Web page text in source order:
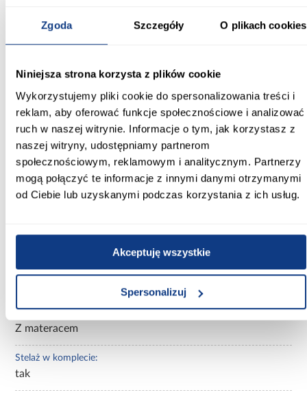
Zgoda Szczegóły O plikach cookies
Niniejsza strona korzysta z plików cookie
Wykorzystujemy pliki cookie do spersonalizowania treści i
reklam, aby oferować funkcje społecznościowe i analizować
ruch w naszej witrynie. Informacje o tym, jak korzystasz z
naszej witryny, udostępniamy partnerom
społecznościowym, reklamowym i analitycznym. Partnerzy
mogą połączyć te informacje z innymi danymi otrzymanymi
od Ciebie lub uzyskanymi podczas korzystania z ich usług.
Akceptuję wszystkie
Spersonalizuj
konstrukcja
Model nie posiada szuflady na pościel, co pozwala na elastyczne
Szerokość [cm]:
90.00
Głębokość [cm]:
164.00
65.00
Powierzchnia spania [cm]:
Materac w komplecie:
Z materacem
Stelaż w komplecie:
tak